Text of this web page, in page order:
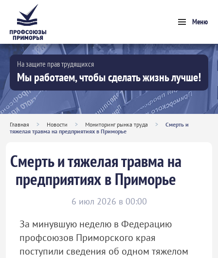
Меню
На защите прав трудящихся
Мы работаем, чтобы сделать жизнь лучше!
Главная > Новости > Мониторинг рынка труда >
Смерть и
тяжелая травма на предприятиях в Приморье
Смерть и тяжелая травма на
предприятиях в Приморье
6 июл 2026 в 00:00
За минувшую неделю в Федерацию
профсоюзов Приморского края
поступили сведения об одном тяжелом